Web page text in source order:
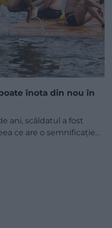
înota din nou în
ani, scăldatul a fost
ce are o semnificație…